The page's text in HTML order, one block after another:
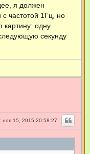
я должен
частотой 1Гц, но
одну
секунду
ноя 15, 2015 20:58:27